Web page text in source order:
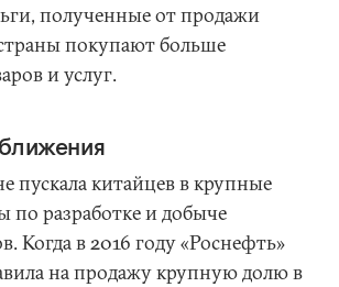
полученные от продажи
покупают больше
и услуг.
пускала китайцев в крупные
по разработке и добыче
Когда в 2016 году «Роснефть»
на продажу крупную долю в